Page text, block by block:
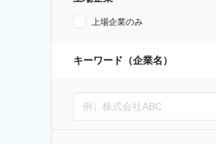
上場企業のみ
キーワード（企業名）